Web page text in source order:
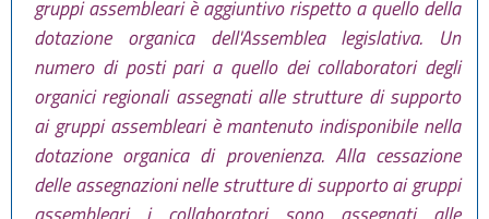
gruppi assembleari è aggiuntivo rispetto a quello della
dotazione organica dell'Assemblea legislativa. Un
numero di posti pari a quello dei collaboratori degli
organici regionali assegnati alle strutture di supporto
ai gruppi assembleari è mantenuto indisponibile nella
dotazione organica di provenienza. Alla cessazione
delle assegnazioni nelle strutture di supporto ai gruppi